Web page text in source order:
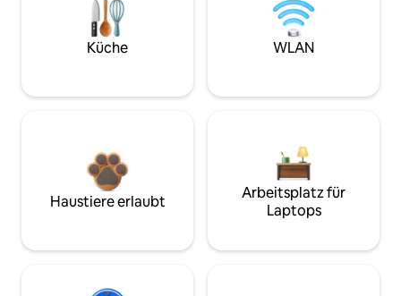
Küche WLAN
Haustiere erlaubt
Arbeitsplatz für
Laptops